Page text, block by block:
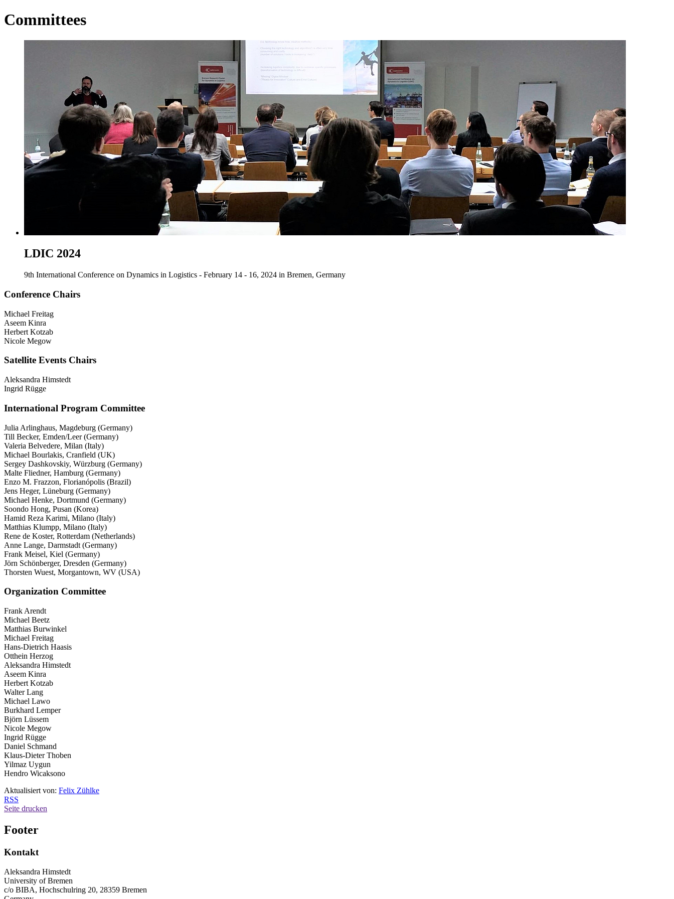
Committees
LDIC 2024
9th International Conference on Dynamics in Logistics - February 14 - 16, 2024 in Bremen, Germany
Conference Chairs
Michael Freitag
Aseem Kinra
Herbert Kotzab
Nicole Megow
Satellite Events Chairs
Aleksandra Himstedt
Ingrid Rügge
International Program Committee
Julia Arlinghaus, Magdeburg (Germany)
Till Becker, Emden/Leer (Germany)
Valeria Belvedere, Milan (Italy)
Michael Bourlakis, Cranfield (UK)
Sergey Dashkovskiy, Würzburg (Germany)
Malte Fliedner, Hamburg (Germany)
Enzo M. Frazzon, Florianópolis (Brazil)
Jens Heger, Lüneburg (Germany)
Michael Henke, Dortmund (Germany)
Soondo Hong, Pusan (Korea)
Hamid Reza Karimi, Milano (Italy)
Matthias Klumpp, Milano (Italy)
Rene de Koster, Rotterdam (Netherlands)
Anne Lange, Darmstadt (Germany)
Frank Meisel, Kiel (Germany)
Jörn Schönberger, Dresden (Germany)
Thorsten Wuest, Morgantown, WV (USA)
Organization Committee
Frank Arendt
Michael Beetz
Matthias Burwinkel
Michael Freitag
Hans-Dietrich Haasis
Otthein Herzog
Aleksandra Himstedt
Aseem Kinra
Herbert Kotzab
Walter Lang
Michael Lawo
Burkhard Lemper
Björn Lüssem
Nicole Megow
Ingrid Rügge
Daniel Schmand
Klaus-Dieter Thoben
Yilmaz Uygun
Hendro Wicaksono
Aktualisiert von: Felix Zühlke
RSS
Seite drucken
Footer
Kontakt
Aleksandra Himstedt
University of Bremen
c/o BIBA, Hochschulring 20, 28359 Bremen